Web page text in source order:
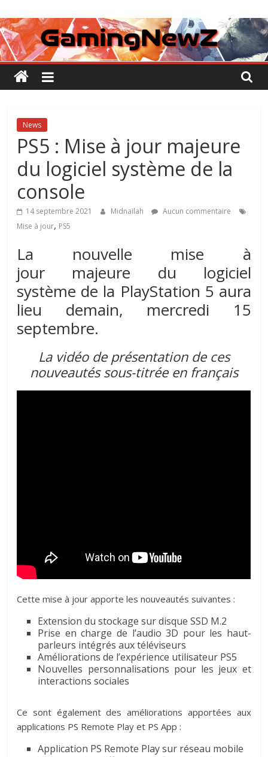
au
contenu
GamingNewZ
Tests
et
Actu
des
vidéo
News
PS5 : Mise à jour majeure
du logiciel système de la
console
14 septembre 2021 Midnailah
Aucun commentaire
Mise à jour, PS5
La nouvelle
mise à
jour majeure du
logiciel
système de la PlayStation 5 aura
lieu demain,
mercredi 15
septembre.
La vidéo de présentation de ces
nouveautés sous-titrée en français
Cette mise à jour apporte les nouveautés suivantes :
Extension du stockage sur disque SSD M.2
Prise en charge de l’audio 3D pour les haut-
parleurs intégrés aux téléviseurs
Améliorations de l’expérience utilisateur PS5
Nouvelles personnalisations pour les jeux et
interactions sociales
Ce sont également des améliorations apportées aux
applications PS Remote Play et PS App :
Application PS Remote Play sur réseau mobile